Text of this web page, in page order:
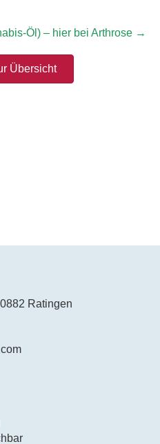
Öl) – hier bei Arthrose →
Übersicht
Ratingen